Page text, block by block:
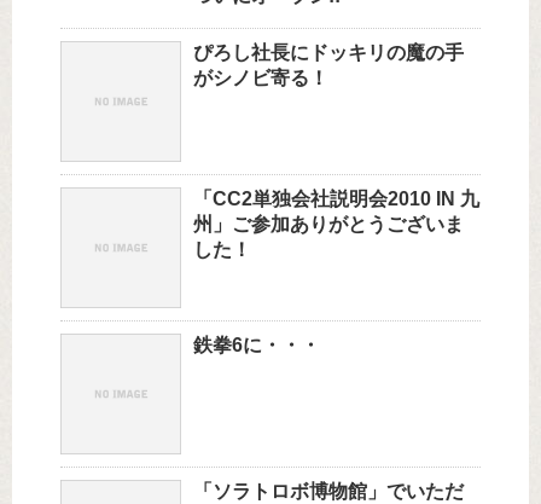
ぴろし社長にドッキリの魔の手
がシノビ寄る！
「CC2単独会社説明会2010 IN 九
州」ご参加ありがとうございま
した！
鉄拳6に・・・
「ソラトロボ博物館」でいただ